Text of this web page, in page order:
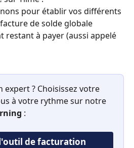
pour établir vos différents
de solde globale
restant à payer (aussi appelé
expert ? Choisissez votre
à votre rythme sur notre
:
de facturation